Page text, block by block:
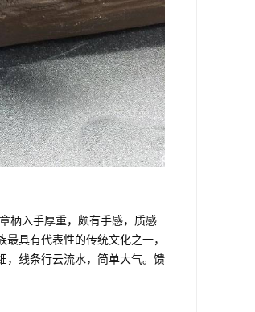
柄入手厚重，颇有手感，质感
具有代表性的传统文化之一，
，线条行云流水，简单大气。馈